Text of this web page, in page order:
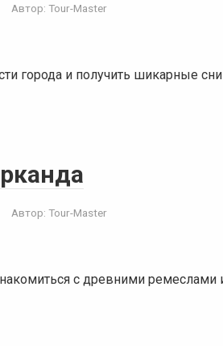
Автор: Tour-Master
города и получить шикарные
Автор: Tour-Master
с древними ремеслами